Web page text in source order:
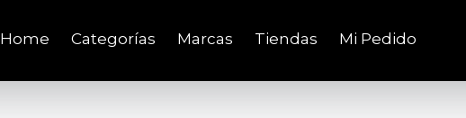
Home Categorías Marcas Tiendas Mi Pedido